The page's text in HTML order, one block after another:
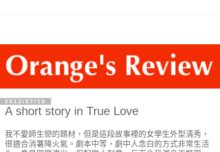
2012/07/10
A short story in True Love
我不愛師生戀的題材，但是這段故事裡的女學生外型清秀，
很適合消暑降火氣。劇本中等，劇中人念白的方式非常生活